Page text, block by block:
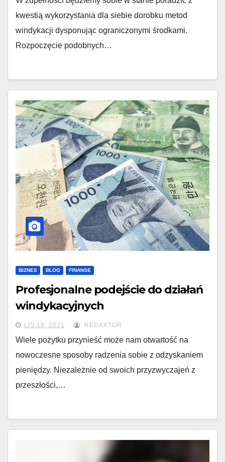
kwestią wykorzystania dla siebie dorobku metod
windykacji dysponując ograniczonymi środkami.
Rozpoczęcie podobnych…
BIZNES BLOG FINANSE
Profesjonalne podejście do działań
windykacyjnych
LIS 18, 2021 REDAKTOR
Wiele pożytku przynieść może nam otwartość na
nowoczesne sposoby radzenia sobie z odzyskaniem
pieniędzy. Niezależnie od swoich przyzwyczajeń z
przeszłości,…